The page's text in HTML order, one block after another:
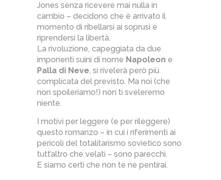
Jones senza ricevere mai nulla in
cambio – decidono che è arrivato il
momento di ribellarsi ai soprusi e
riprendersi la libertà.
La rivoluzione, capeggiata da due
imponenti suini di nome Napoleon e
Palla di Neve, si rivelerà però più
complicata del previsto. Ma noi (che
non spoileriamo!) non ti sveleremo
niente.
I motivi per leggere (e per rileggere)
questo romanzo – in cui i riferimenti ai
pericoli del totalitarismo sovietico sono
tutt’altro che velati – sono parecchi.
E siamo certi che non te ne pentirai.